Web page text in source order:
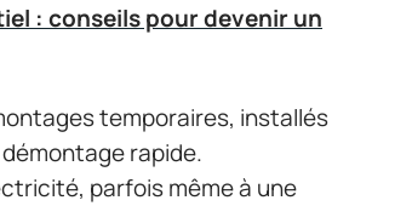
: conseils pour devenir un
temporaires, installés
rapide.
parfois même à une